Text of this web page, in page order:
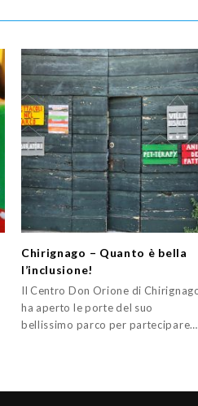
Chirignago – Quanto è bella
l’inclusione!
Il Centro Don Orione di
ha aperto le porte del suo
bellissimo parco per partecipare…